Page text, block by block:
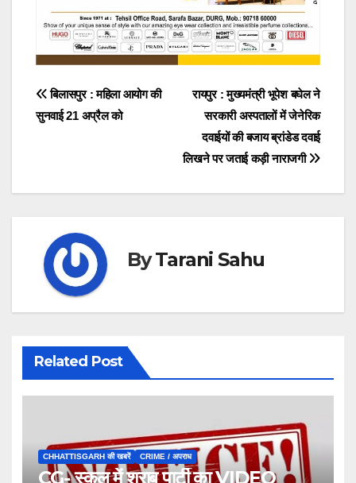
Post
navigation
रायपुर : मुख्यमंत्री भूपेश बघेल ने
सरकारी अस्पतालों में जेनेरिक
दवाईयों की बजाय ब्रांडेड दवाई
लिखने पर जताई कड़ी नाराजगी
बिलासपुर : महिला आयोग की
सुनवाई 21 अप्रैल को
ByTarani Sahu
Related Post
CHHATTISGARH की खबरें CRIME / अपराध
CG- स्कूल में शराब पार्टी का VIDEO